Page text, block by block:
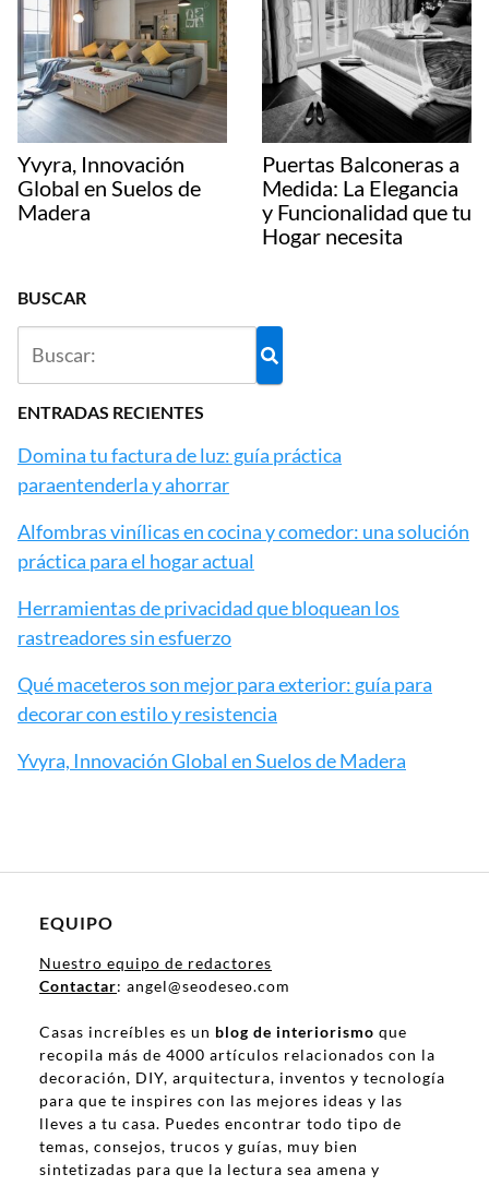
Yvyra, Innovación
Global en Suelos de
Madera
Puertas Balconeras a
Medida: La Elegancia
y Funcionalidad que tu
Hogar necesita
BUSCAR
ENTRADAS RECIENTES
Domina tu factura de luz: guía práctica
paraentenderla y ahorrar
Alfombras vinílicas en cocina y comedor: una solución
práctica para el hogar actual
Herramientas de privacidad que bloquean los
rastreadores sin esfuerzo
Qué maceteros son mejor para exterior: guía para
decorar con estilo y resistencia
Yvyra, Innovación Global en Suelos de Madera
EQUIPO
Nuestro equipo de redactores
Contactar: angel@seodeseo.com
Casas increíbles es un blog de interiorismo que
recopila más de 4000 artículos relacionados con la
decoración, DIY, arquitectura, inventos y tecnología
para que te inspires con las mejores ideas y las
lleves a tu casa. Puedes encontrar todo tipo de
temas, consejos, trucos y guías, muy bien
sintetizadas para que la lectura sea amena y